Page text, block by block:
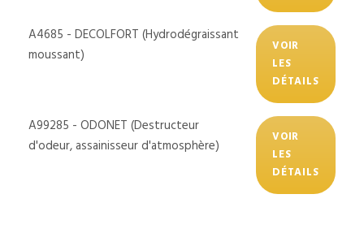
A4685 - DECOLFORT (Hydrodégraissant
moussant)
VOIR
LES
DÉTAILS
A99285 - ODONET (Destructeur
d'odeur, assainisseur d'atmosphère)
VOIR
LES
DÉTAILS